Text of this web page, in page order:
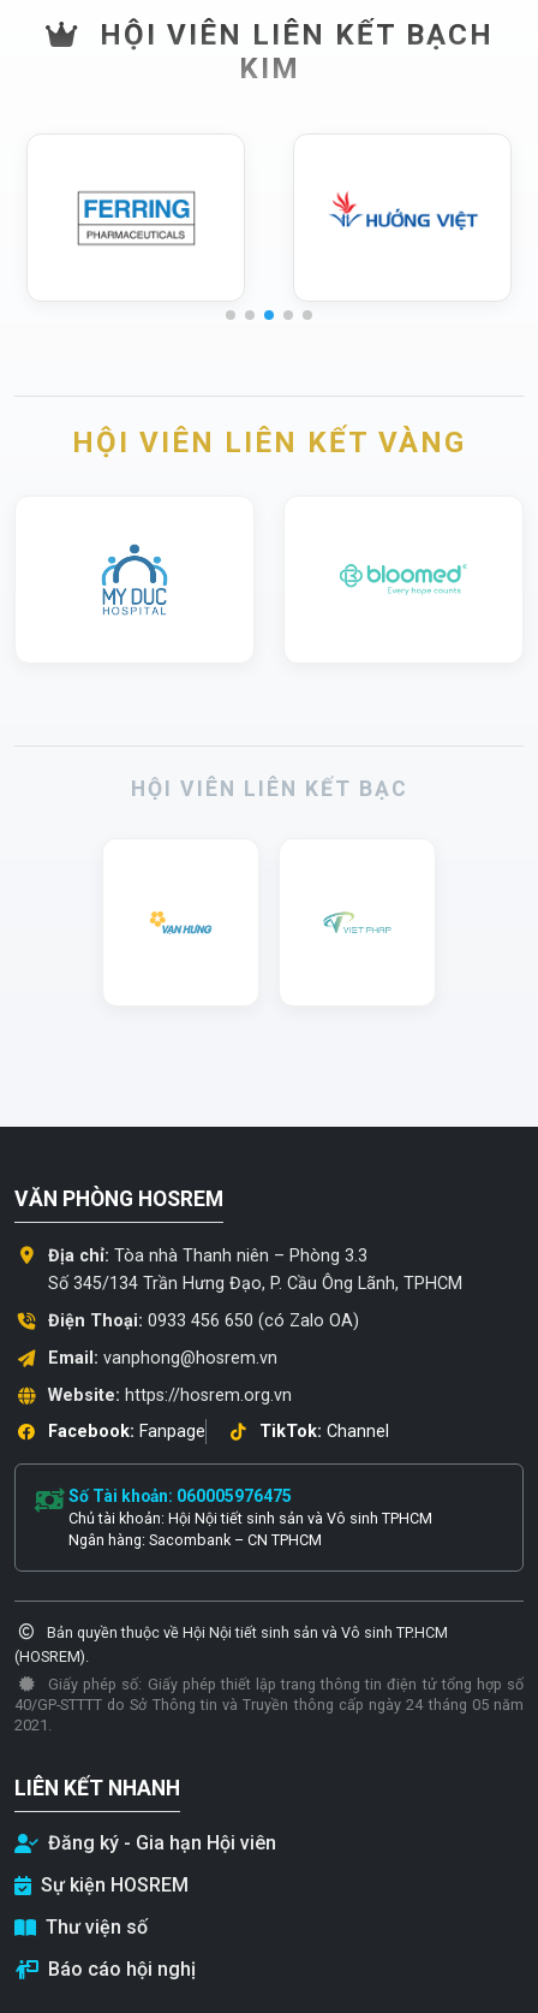
HỘI VIÊN LIÊN KẾT BẠCH
KIM
HỘI VIÊN LIÊN KẾT VÀNG
HỘI VIÊN LIÊN KẾT BẠC
VĂN PHÒNG HOSREM
Địa chỉ: Tòa nhà Thanh niên – Phòng 3.3
Số 345/134 Trần Hưng Đạo, P. Cầu Ông Lãnh, TPHCM
Điện Thoại: 0933 456 650 (có Zalo OA)
Email: vanphong@hosrem.vn
Website: https://hosrem.org.vn
Facebook: Fanpage TikTok: Channel
Số Tài khoản: 060005976475
Chủ tài khoản: Hội Nội tiết sinh sản và Vô sinh TPHCM
Ngân hàng: Sacombank – CN TPHCM
Bản quyền thuộc về Hội Nội tiết sinh sản và Vô sinh TP.HCM
(HOSREM).
Giấy phép số: Giấy phép thiết lập trang thông tin điện tử tổng hợp số
40/GP-STTTT do Sở Thông tin và Truyền thông cấp ngày 24 tháng 05 năm
2021.
LIÊN KẾT NHANH
Đăng ký - Gia hạn Hội viên
Sự kiện HOSREM
Thư viện số
Báo cáo hội nghị